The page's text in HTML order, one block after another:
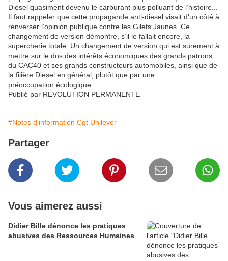
Diesel quasiment devenu le carburant plus polluant de l’histoire...
Il faut rappeler que cette propagande anti-diesel visait d’un côté à
renverser l’opinion publique contre les Gilets Jaunes. Ce
changement de version démontre, s’il le fallait encore, la
supercherie totale. Un changement de version qui est surement à
mettre sur le dos des intérêts économiques des grands patrons
du CAC40 et ses grands constructeurs automobiles, ainsi que de
la filière Diesel en général, plutôt que par une
préoccupation écologique.
Publié par REVOLUTION PERMANENTE
#Notes d'information Cgt Unilever
Partager
Vous aimerez aussi
Didier Bille dénonce les pratiques
abusives des Ressources Humaines